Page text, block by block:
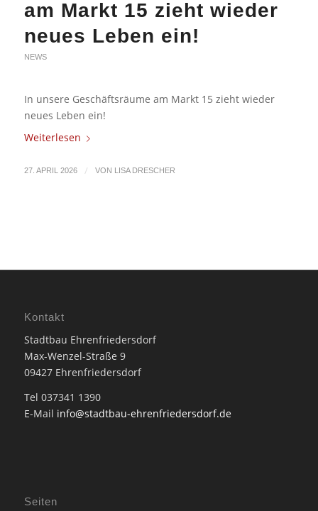
am Markt 15 zieht wieder
neues Leben ein!
NEWS
In unsere Geschäftsräume am Markt 15 zieht wieder
neues Leben ein!
Weiterlesen
27. APRIL 2026 / VON LISA DRESCHER
Kontakt
Stadtbau Ehrenfriedersdorf
Max-Wenzel-Straße 9
09427 Ehrenfriedersdorf
Tel 037341 1390
E-Mail info@stadtbau-ehrenfriedersdorf.de
Seiten